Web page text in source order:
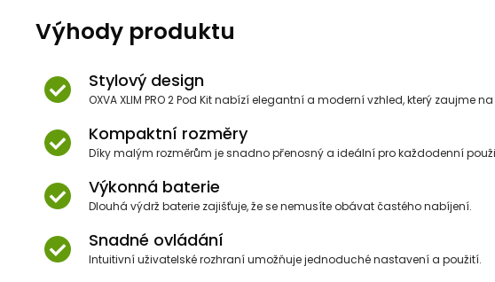
Výhody produktu
Stylový design
OXVA XLIM PRO 2 Pod Kit nabízí elegantní a moderní vzhled, který zaujme
Kompaktní rozměry
Díky malým rozměrům je snadno přenosný a ideální pro každodenní
Výkonná baterie
Dlouhá výdrž baterie zajišťuje, že se nemusíte obávat častého nabíjení.
Snadné ovládání
Intuitivní uživatelské rozhraní umožňuje jednoduché nastavení a použití.